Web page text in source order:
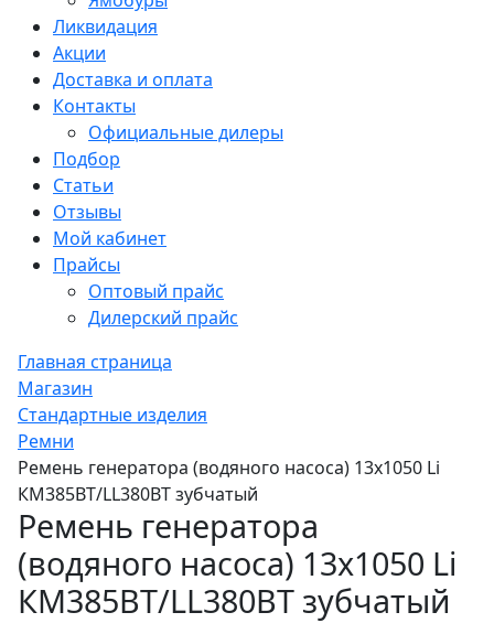
Ликвидация
Акции
Доставка и оплата
Контакты
Официальные дилеры
Подбор
Статьи
Отзывы
Мой кабинет
Прайсы
Оптовый прайс
Дилерский прайс
Главная страница
Магазин
Стандартные изделия
Ремни
Ремень генератора (водяного насоса) 13х1050 Li
КМ385BT/LL380BT зубчатый
Ремень генератора
(водяного насоса) 13х1050 Li
КМ385BT/LL380BT зубчатый